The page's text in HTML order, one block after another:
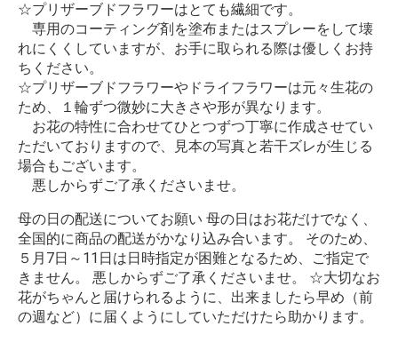
☆プリザーブドフラワーはとても繊細です。
専用のコーティング剤を塗布またはスプレーをして壊
れにくくしていますが、お手に取られる際は優しくお持
ちください。
☆プリザーブドフラワーやドライフラワーは元々生花の
ため、１輪ずつ微妙に大きさや形が異なります。
お花の特性に合わせてひとつずつ丁寧に作成させてい
ただいておりますので、見本の写真と若干ズレが生じる
場合もございます。
悪しからずご了承くださいませ。
母の日の配送についてお願い 母の日はお花だけでなく、
全国的に商品の配送がかなり込み合います。 そのため、
５月7日～11日は日時指定が困難となるため、ご指定で
きません。 悪しからずご了承くださいませ。 ☆大切なお
花がちゃんと届けられるように、出来ましたら早め（前
の週など）に届くようにしていただけたら助かります。